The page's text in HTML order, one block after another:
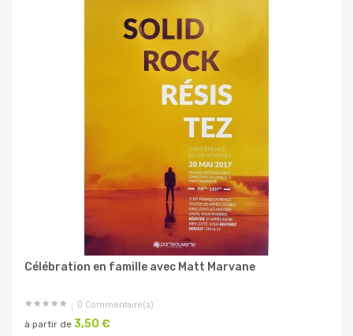
Célébration en famille avec Matt Marvane
0 Commentaire(s)
à partir de 3,50 €